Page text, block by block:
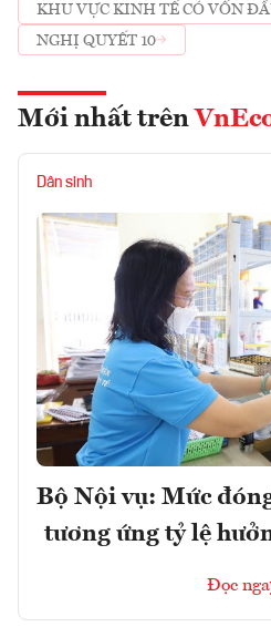
KHU VỰC KINH TẾ CÓ VỐN
NGHỊ QUYẾT 10
Mới nhất trên
Dân sinh
Bộ Nội vụ: Mức
tương ứng tỷ lệ
Đọc